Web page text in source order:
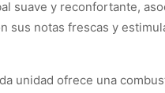
suave y reconfortante,
sus notas frescas y
unidad ofrece una